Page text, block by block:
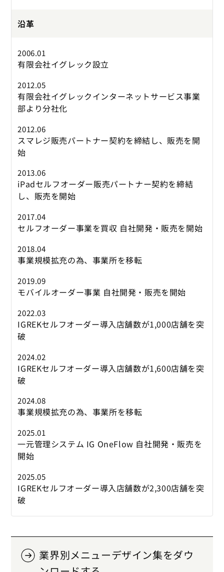
沿革
2006.01
有限会社イグレック設立
2012.05
有限会社イグレックインターネットサービス事業
部より分社化
2012.06
スマレジ販売パートナー契約を締結し、販売を開
始
2013.06
iPadセルフオーダー販売パートナー契約を締結
し、販売を開始
2017.04
セルフオーダー事業を買収 自社開発・販売を開始
2018.04
事業規模拡充の為、事業所を移転
2019.09
モバイルオーダー事業 自社開発・販売を開始
2022.03
IGREKセルフオーダー導入店舗数が1,000店舗を突
破
2024.02
IGREKセルフオーダー導入店舗数が1,600店舗を突
破
2024.08
事業規模拡充の為、事業所を移転
2025.01
一元管理システム IG OneFlow 自社開発・販売を
開始
2025.05
IGREKセルフオーダー導入店舗数が2,300店舗を突
破
業界別メニューデザイン集をダウ